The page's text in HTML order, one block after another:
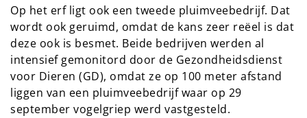
Op het erf ligt ook een tweede pluimveebedrijf. Dat
wordt ook geruimd, omdat de kans zeer reëel is dat
deze ook is besmet. Beide bedrijven werden al
intensief gemonitord door de Gezondheidsdienst
voor Dieren (GD), omdat ze op 100 meter afstand
liggen van een pluimveebedrijf waar op 29
september vogelgriep werd vastgesteld.